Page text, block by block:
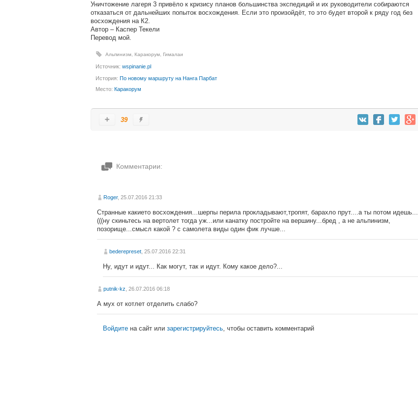
Уничтожение лагеря 3 привёло к кризису планов большинства экспедиций и их руководители собираются
отказаться от дальнейших попыток восхождения. Если это произойдёт, то это будет второй к ряду год без
восхождения на К2.
Автор – Каспер Текели
Перевод мой.
Альпинизм Каракорум Гималаи
Источник: wspinanie.pl
История: По новому маршруту на Нанга Парбат
Место: Каракорум
39
Комментарии:
Roger, 25.07.2016 21:33
Странные какието восхождения...шерпы перила прокладывают,тропят, барахло прут....а ты потом идешь...
(((ну скиньтесь на вертолет тогда уж...или канатку постройте на вершину...бред , а не альпинизм,
позорище...смысл какой ? с самолета виды один фик лучше...
bederepreset , 25.07.2016 22:31
Ну, идут и идут... Как могут, так и идут. Кому какое дело?...
putnik-kz , 26.07.2016 06:18
А мух от котлет отделить слабо?
Войдите на сайт или зарегистрируйтесь, чтобы оставить комментарий